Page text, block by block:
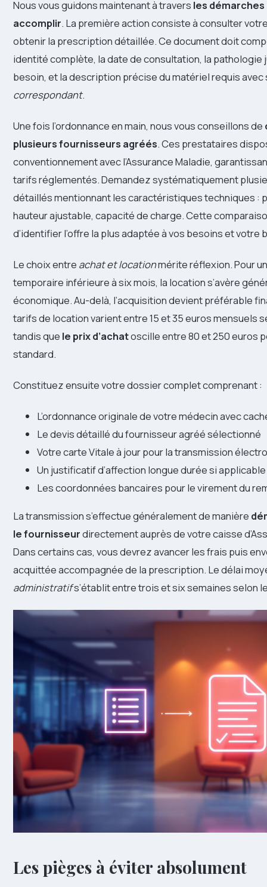
Nous vous guidons maintenant à travers les
accomplir. La première action consiste à consulter
obtenir la prescription détaillée. Ce document doit
identité complète, la date de consultation, la pathologie
besoin, et la description précise du matériel requis
correspondant.
Une fois l’ordonnance en main, nous vous conseillons de
plusieurs fournisseurs agréés. Ces prestataires
conventionnement avec l’Assurance Maladie,
tarifs réglementés. Demandez systématiquement
détaillés mentionnant les caractéristiques techniques :
hauteur ajustable, capacité de charge. Cette
d’identifier l’offre la plus adaptée à vos besoins et votre
Le choix entre achat et locationmérite réflexion. Pour
temporaire inférieure à six mois, la location s’avère
économique. Au-delà, l’acquisition devient préférable
tarifs de location varient entre 15 et 35 euros mensuels
tandis que le prix d’achatoscille entre 80 et 250 euros
standard.
Constituez ensuite votre dossier complet comprenant :
L’ordonnance originale de votre médecin avec
Le devis détaillé du fournisseur agréé sélectionné
Votre carte Vitale à jour pour la transmission
Un justificatif d’affection longue durée si applicable
Les coordonnées bancaires pour le virement du
La transmission s’effectue généralement de manière
le fournisseurdirectement auprès de votre caisse
Dans certains cas, vous devrez avancer les frais puis
acquittée accompagnée de la prescription. Le délai
administratifs’établit entre trois et six semaines selon
Les pièges à éviter absolument